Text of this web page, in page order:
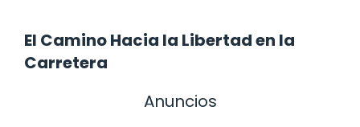
El Camino Hacia la Libertad en la
Carretera
Anuncios